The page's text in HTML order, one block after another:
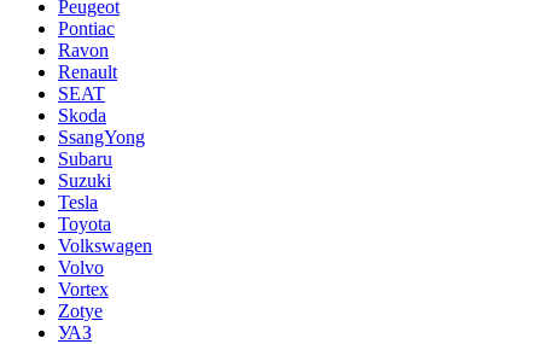
Peugeot
Pontiac
Ravon
Renault
SEAT
Skoda
SsangYong
Subaru
Suzuki
Tesla
Toyota
Volkswagen
Volvo
Vortex
Zotye
УАЗ